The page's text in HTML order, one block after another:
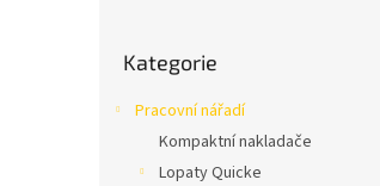
kategorie
Kategorie
Pracovní nářadí
Kompaktní nakladače
Lopaty Quicke